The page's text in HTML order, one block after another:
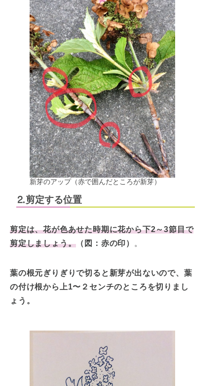
新芽のアップ（赤で囲んだところが新芽）
⒉剪定する位置
剪定は、花が色あせた時期に花から下2～3節目で
剪定しましょう。 （図：赤の印） 。
葉の根元ぎりぎりで切ると新芽が出ないので、葉
の付け根から上1〜２センチのところを切りまし
ょう。